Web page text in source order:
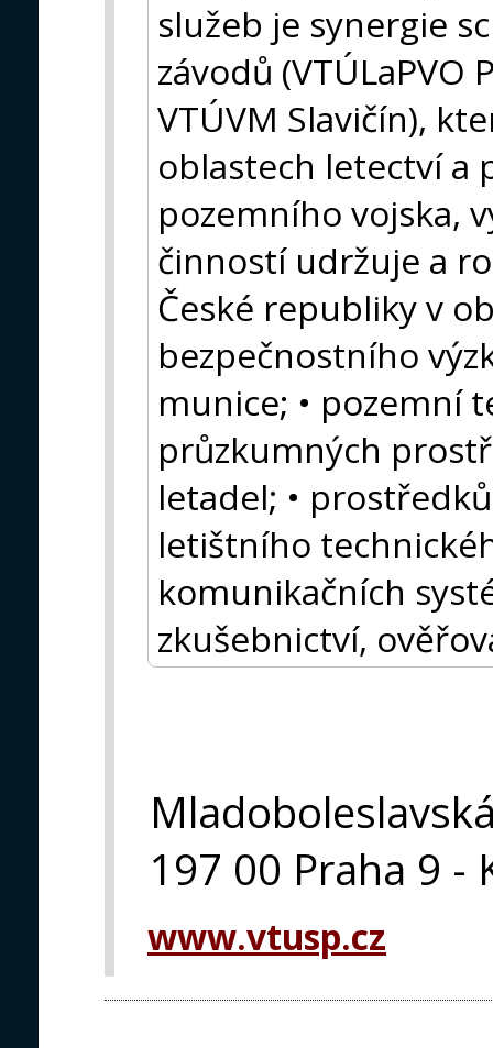
služeb je synergie
závodů (VTÚLaPVO
VTÚVM Slavičín),
oblastech letectví a
pozemního vojska,
činností udržuje a
České republiky v
bezpečnostního
munice; • pozemní
průzkumných
letadel; •
letištního
komunikačních
zkušebnictví,
197 00 Praha 9 -
www.vtusp.cz